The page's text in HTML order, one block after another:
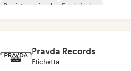
Rap internazionale
Rap in inglese
Pravda Records
Etichetta